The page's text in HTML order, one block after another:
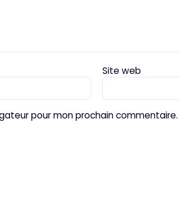
Site web
pour mon prochain commentaire.